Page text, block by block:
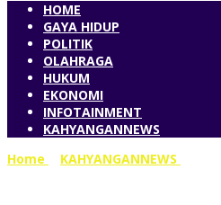
HOME
GAYA HIDUP
POLITIK
OLAHRAGA
HUKUM
EKONOMI
INFOTAINMENT
KAHYANGANNEWS
Home
KAHYANGANNEWS